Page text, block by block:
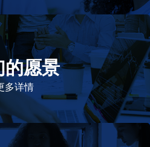
愿景
多详情
民，在全球提供优质和患者可
递我们的价值。